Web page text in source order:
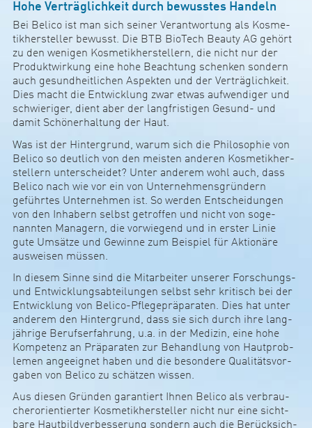
Hohe Ver­träg­lich­keit durch­ ­be­wusstes Han­deln
Bei Belico ist man sich seiner Ver­ant­wor­tung als Kos­me­
tik­her­s­teller bewusst. Die BTB Bio­Tech Beauty AG gehört
zu den wenigen Kos­me­tik­her­s­tel­lern, die nicht nur der
Pro­dukt­wir­kung eine hohe Beach­tung schenken son­dern
auch gesund­heit­li­chen Aspekten und der Ver­träg­lich­keit.
Dies macht die Ent­wick­lung zwar etwas auf­wen­diger und
schwie­riger, dient aber der lang­fris­tigen Gesund- und
damit Schön­er­hal­tung der Haut.
Was ist der Hin­ter­grund, warum sich die Phi­lo­so­phie von
Belico so deut­lich von den meisten anderen Kos­me­tik­her­
s­tel­lern unter­scheidet? Unter anderem wohl auch, dass
Belico nach wie vor ein von Unter­neh­mens­grün­dern
geführtes Unter­nehmen ist. So werden Ent­schei­dungen
von den Inha­bern selbst getroffen und nicht von soge­
nannten Mana­gern, die vor­wie­gend und in erster Linie
gute Umsätze und Gewinne zum Bei­spiel für Aktio­näre
aus­weisen müssen.
In diesem Sinne sind die Mit­ar­beiter unserer For­schungs-
und Ent­wick­lungs­ab­tei­lungen selbst sehr kri­­tisch bei der
Ent­­wick­­lung von Belico-Pfle­­ge­präpa­­raten. Dies hat unter
anderem den Hin­­ter­­grund, dass sie sich durch ihre lang­
jäh­rige Beruf­s­er­fah­rung, u.a. in der Medizin, eine hohe
Kom­pe­tenz an Präpa­raten zur Behand­lung von Haut­pro­b­
lemen ange­eignet haben und die beson­dere Qua­li­täts­vor­
gaben von Belico zu schätzen wissen.
Aus diesen Gründen garan­tiert Ihnen Belico als ver­brau­
cher­o­ri­en­tierter Kos­me­tik­her­s­teller nicht nur eine sicht­
bare Haut­bild­ver­bes­se­rung son­dern auch die Berück­sich­